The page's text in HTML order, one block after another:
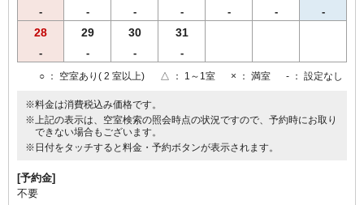
- - - - - - -
28
-
29
-
30
-
31
-
○ ： 空室あり( 2 室以上) △ ： 1～1室 × ： 満室 - ： 設定なし
※料金は消費税込み価格です。
※上記の表示は、空室検索の照会時点の状況ですので、予約時にお取り
できない場合もございます。
※日付をタッチすると料金・予約ボタンが表示されます。
[予約金]
不要